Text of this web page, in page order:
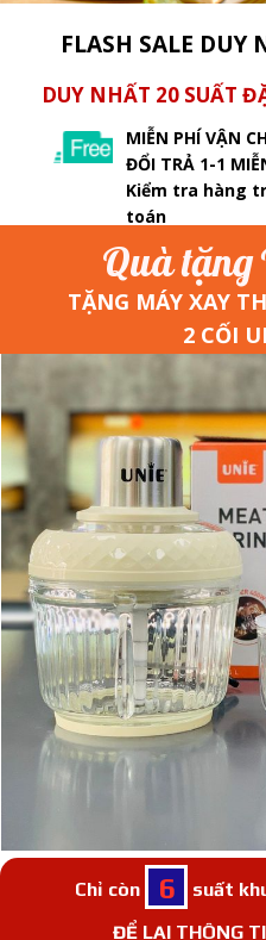
FLASH SALE DUY
DUY NHẤT 20 SUẤT
MIỄN PHÍ VẬN
ĐỔI TRẢ 1-1
Kiểm tra hàng
toán
Quà
TẶNG MÁY XAY
2 CỐI
Chỉ còn suất
6
ĐỂ LẠI THÔNG